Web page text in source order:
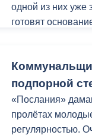
ул. Ардонской,
установленные
одной из них уже
готовят
дорожках
людей с ОВЗ и
лавочки и урны.
Отмечу, работы
подпорной
«Послания»
пролётах
регулярностью.